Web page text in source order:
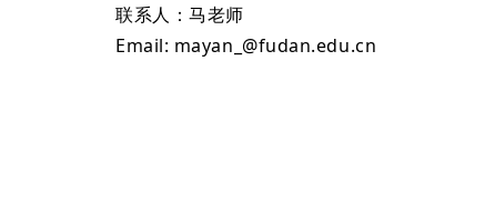
联系人：马老师
Email: mayan_@fudan.edu.cn